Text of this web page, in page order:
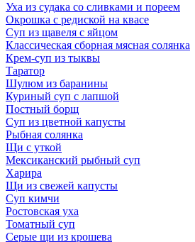
Уха из судака со сливками и пореем
Окрошка с редиской на квасе
Суп из щавеля с яйцом
Классическая сборная мясная солянка
Крем-суп из тыквы
Таратор
Шулюм из баранины
Куриный суп с лапшой
Постный борщ
Суп из цветной капусты
Рыбная солянка
Щи с уткой
Мексиканский рыбный суп
Харира
Щи из свежей капусты
Суп кимчи
Ростовская уха
Томатный суп
Серые щи из крошева